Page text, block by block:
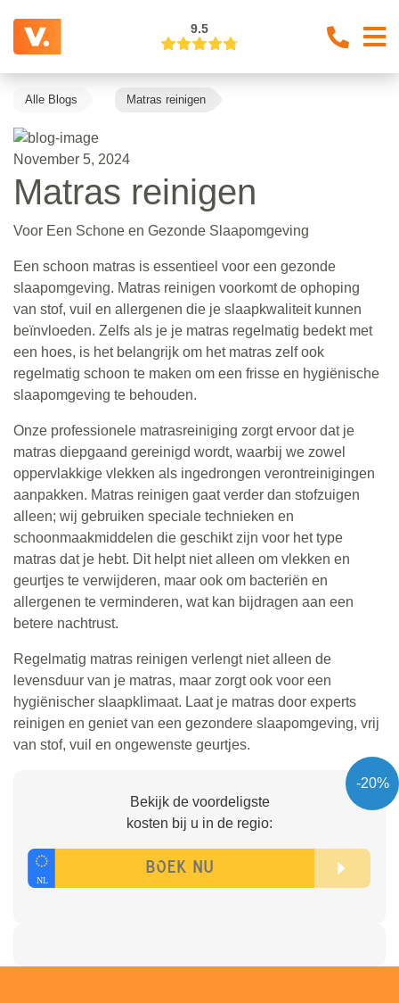
9.5
Alle Blogs Matras reinigen
November 5, 2024
Matras reinigen
Voor Een Schone en Gezonde Slaapomgeving
Een schoon matras is essentieel voor een gezonde
slaapomgeving. Matras reinigen voorkomt de ophoping
van stof, vuil en allergenen die je slaapkwaliteit kunnen
beïnvloeden. Zelfs als je je matras regelmatig bedekt met
een hoes, is het belangrijk om het matras zelf ook
regelmatig schoon te maken om een frisse en hygiënische
slaapomgeving te behouden.
Onze professionele matrasreiniging zorgt ervoor dat je
matras diepgaand gereinigd wordt, waarbij we zowel
oppervlakkige vlekken als ingedrongen verontreinigingen
aanpakken. Matras reinigen gaat verder dan stofzuigen
alleen; wij gebruiken speciale technieken en
schoonmaakmiddelen die geschikt zijn voor het type
matras dat je hebt. Dit helpt niet alleen om vlekken en
geurtjes te verwijderen, maar ook om bacteriën en
allergenen te verminderen, wat kan bijdragen aan een
betere nachtrust.
Regelmatig matras reinigen verlengt niet alleen de
levensduur van je matras, maar zorgt ook voor een
hygiënischer slaapklimaat. Laat je matras door experts
reinigen en geniet van een gezondere slaapomgeving, vrij
van stof, vuil en ongewenste geurtjes.
-20%
Bekijk de voordeligste
kosten bij u in de regio: